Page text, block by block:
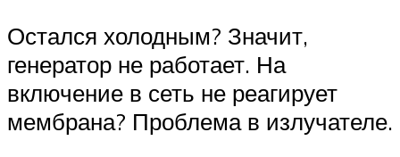
Остался холодным? Значит,
генератор не работает. На
включение в сеть не реагирует
мембрана? Проблема в излучателе.